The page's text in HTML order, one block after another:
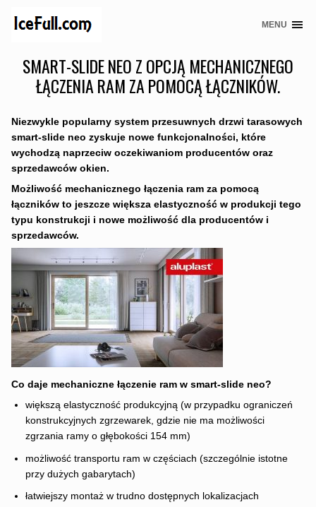
Skip
content
MENU
SMART-SLIDE NEO Z OPCJĄ MECHANICZNEGO
ŁĄCZENIA RAM ZA POMOCĄ ŁĄCZNIKÓW.
Niezwykle popularny system przesuwnych drzwi tarasowych
smart-slide neo zyskuje nowe funkcjonalności, które
wychodzą naprzeciw oczekiwaniom producentów oraz
sprzedawców okien.
Możliwość mechanicznego łączenia ram za pomocą
łączników to jeszcze większa elastyczność w produkcji tego
typu konstrukcji i nowe możliwość dla producentów i
sprzedawców.
Co daje mechaniczne łączenie ram w smart-slide neo?
większą elastyczność produkcyjną (w przypadku ograniczeń
konstrukcyjnych zgrzewarek, gdzie nie ma możliwości
zgrzania ramy o głębokości 154 mm)
możliwość transportu ram w częściach (szczególnie istotne
przy dużych gabarytach)
łatwiejszy montaż w trudno dostępnych lokalizacjach